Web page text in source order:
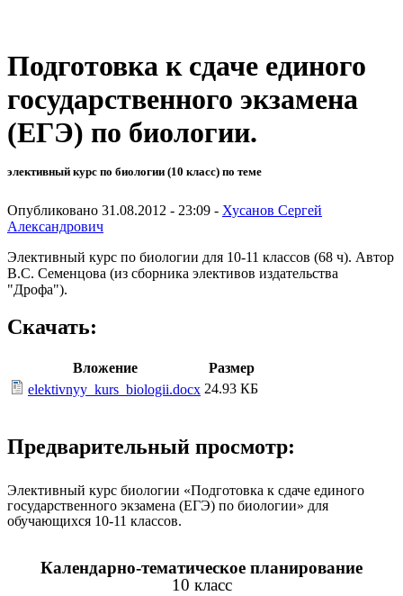
Подготовка к сдаче единого
государственного экзамена
(ЕГЭ) по биологии.
элективный курс по биологии (10 класс) по теме
Опубликовано 31.08.2012 - 23:09 - Хусанов Сергей
Александрович
Элективный курс по биологии для 10-11 классов (68 ч). Автор
В.С. Семенцова (из сборника элективов издательства
"Дрофа").
Скачать:
Вложение
Размер
elektivnyy_kurs_biologii.docx 24.93 КБ
Предварительный просмотр:
Элективный курс биологии «Подготовка к сдаче единого
государственного экзамена (ЕГЭ) по биологии» для
обучающихся 10-11 классов.
Календарно-тематическое планирование
10 класс